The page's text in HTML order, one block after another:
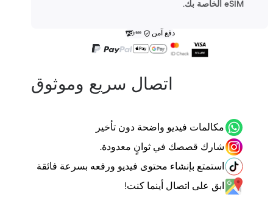
اتصال سريع وموثوق
مكالمات فيديو واضحة دون تأخير
شارك قصصك في ثوانٍ معدودة.
استمتع بإنشاء محتوى فيديو ورفعه بسرعة فائقة
ابق على اتصال أينما كنت!